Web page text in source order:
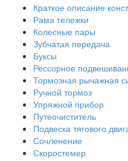
Краткое описание
Рама тележки
Колесные пары
Зубчатая передача
Буксы
Рессорное
Тормозная рычажная
Ручной тормоз
Упряжной прибор
Путеочиститель
Подвеска тягового
Сочленение
Скоростемер